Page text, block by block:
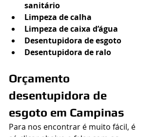
sanitário
Limpeza de calha
Limpeza de caixa d’água
Desentupidora de esgoto
Desentupidora de ralo
Orçamento
desentupidora de
esgoto em Campinas
Para nos encontrar é muito fácil, é